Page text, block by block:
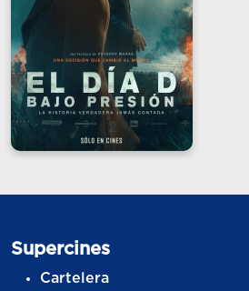
Supercines
Cartelera